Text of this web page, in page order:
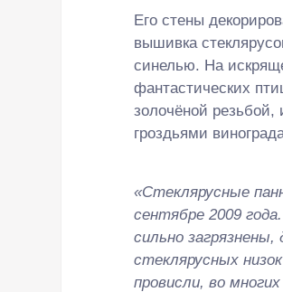
Его стены
вышивка
синелью. На
фантастических
золочёной
гроздьями
«Стеклярусные
сентябре 2009
сильно
стеклярусных
провисли, во